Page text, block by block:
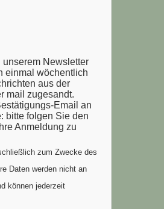
Newsletter
einmal wöchentlich
aus der
mail zugesandt.
Email an
bitte folgen Sie den
Anmeldung zu
zum Zwecke des
Daten werden nicht an
können jederzeit